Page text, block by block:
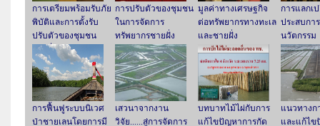
การเตรียมพร้อมรับภัย
พิบัติและการตั้งรับ
ปรับตัวของชุมชน
ชายฝั่ง
การปรับตัวของชุมชน
ในการจัดการ
ทรัพยากรชายฝั่ง
มูลค่าทางเศรษฐกิจ
ต่อทรัพยากรทางทะเล
และชายฝั่ง
การแลกเ
ประสบกา
นวัตกรรม
การฟื้นฟูระบบนิเวศ
ป่าชายเลนโดยการมี
เสวนาจากงาน
วิจัย......สู่การจัดการ
บทบาทไม้ไผ่กับการ
แก้ไขปัญหาการกัด
แนวทางก
และแก้ไ